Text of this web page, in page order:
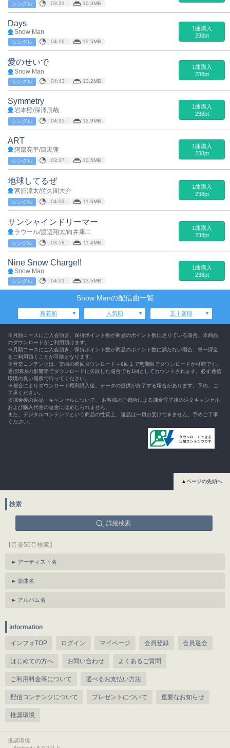
シングル 03:31 10.3MB
Days
Snow Man
シングル 04:26 12.5MB
1曲購入
238pt
愛のせいで
Snow Man
シングル 04:43 13.2MB
1曲購入
238pt
Symmetry
岩本照/深澤辰哉
シングル 04:35 12.9MB
1曲購入
238pt
ART
阿部亮平/目黒蓮
シングル 03:37 10.5MB
1曲購入
238pt
地球してるぜ
宮舘涼太/佐久間大介
シングル 04:03 11.6MB
1曲購入
238pt
サンシャインドリーマー
ラウール/渡辺翔太/向井康二
シングル 03:58 11.4MB
1曲購入
238pt
Nine Snow Charge!!
Snow Man
シングル 04:51 13.5MB
1曲購入
238pt
Snow Manの配信曲一覧
新着順 人気順 五十音順
※月額コースにご入会頂き、保持ポイント数が商品のポイント数に足りている場合、本商品
のダウンロードがご利用頂けます。
※月額コースにご入会頂き、保持ポイント数が商品のポイント数に満たない場合、単一課金
をご利用頂くことが可能となります。
※音楽コンテンツは、楽曲の初回ダウンロード＋9回まで無期限でダウンロードが可能です。
通信環境の影響等でダウンロードに失敗した場合でも1回としてカウントされます。必ず通信
環境の良い場所で行ってください。
※都合によりダウンロード権利購入後、データの提供が終了する場合があります。予め、ご
了承ください。
※課金後の返品・キャンセルについて、 お客様のご都合による課金完了後の注文キャンセル
および購入代金の返金には応じられません。
また、デジタルコンテンツという商品の性質上、返品は一切お受けできません。予めご了承
ください。
▲ページの先頭へ
検索
詳細検索
【音楽50音検索】
アーティスト名
楽曲名
アルバム名
information
インフォTOP ログイン マイページ 会員登録 会員退会
はじめての方へ お問い合わせ よくあるご質問
ご利用料金等について 選べるお支払い方法
配信コンテンツについて プレゼントについて 重要なお知らせ
推奨環境
推奨環境